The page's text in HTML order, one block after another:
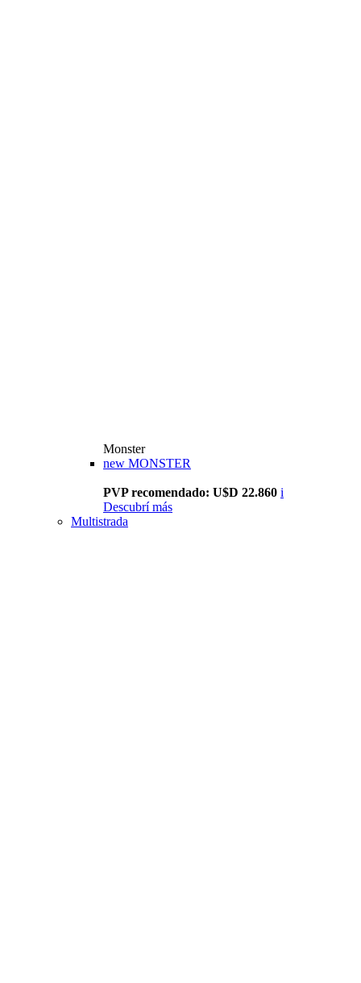
Monster
new MONSTER
PVP recomendado: U$D 22.860 i
Descubrí más
Multistrada